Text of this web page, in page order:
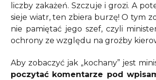
liczby zakażeń. Szczuje i grozi. A
sieje wiatr, ten zbiera burzę! O tym
nie pamiętać jego szef, czyli
ochrony ze względu na groźby
Aby zobaczyć jak „kochany” jest
poczytać komentarze pod